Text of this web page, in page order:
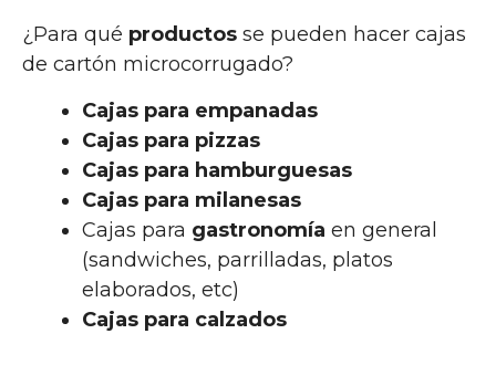
¿Para qué productos se pueden hacer cajas
de cartón microcorrugado?
Cajas para empanadas
Cajas para pizzas
Cajas para hamburguesas
Cajas para milanesas
Cajas para gastronomía en general
(sandwiches, parrilladas, platos
elaborados, etc)
Cajas para calzados